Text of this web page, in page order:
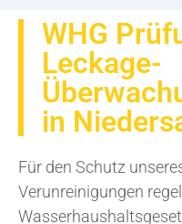
WHG
Leckage-
in
Für den Schutz
Verunreinigungen